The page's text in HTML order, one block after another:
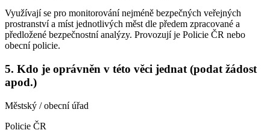
Využívají se pro monitorování nejméně bezpečných veřejných
prostranství a míst jednotlivých měst dle předem zpracované a
předložené bezpečnostní analýzy. Provozují je Policie ČR nebo
obecní policie.
5. Kdo je oprávněn v této věci jednat (podat žádost
apod.)
Městský / obecní úřad
Policie ČR